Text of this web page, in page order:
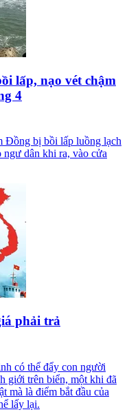
lấp, nạo vét chậm
4
Đồng bị bồi lấp luồng lạch
ngư dân khi ra, vào cửa
phải trả
có thể đẩy con người
giới trên biển, một khi đã
mà là điểm bắt đầu của
lấy lại.